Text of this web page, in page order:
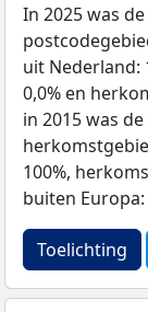
In 2025 was
uit Nederland:
0,0% en
in 2015 was
100%,
buiten Europa:
Toelichting